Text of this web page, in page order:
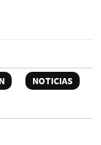
NOTICIAS